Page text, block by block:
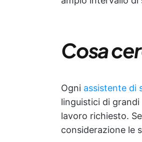
Cosa
Ogni assistente di
linguistici di
lavoro richiesto.
considerazione le